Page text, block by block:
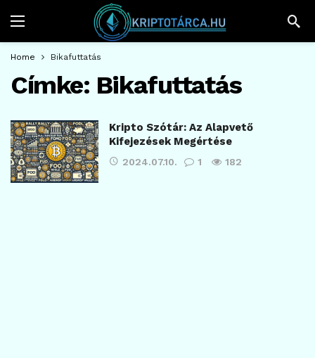
Home Bikafuttatás
Címke: Bikafuttatás
Kripto Szótár: Az Alapvető
Kifejezések Megértése
2024.07.10. 1 182